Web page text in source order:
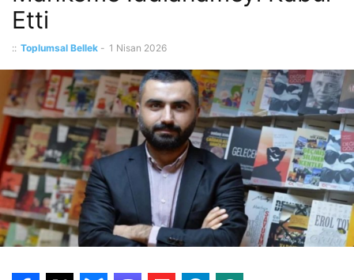
Etti
:: Toplumsal Bellek - 1 Nisan 2026